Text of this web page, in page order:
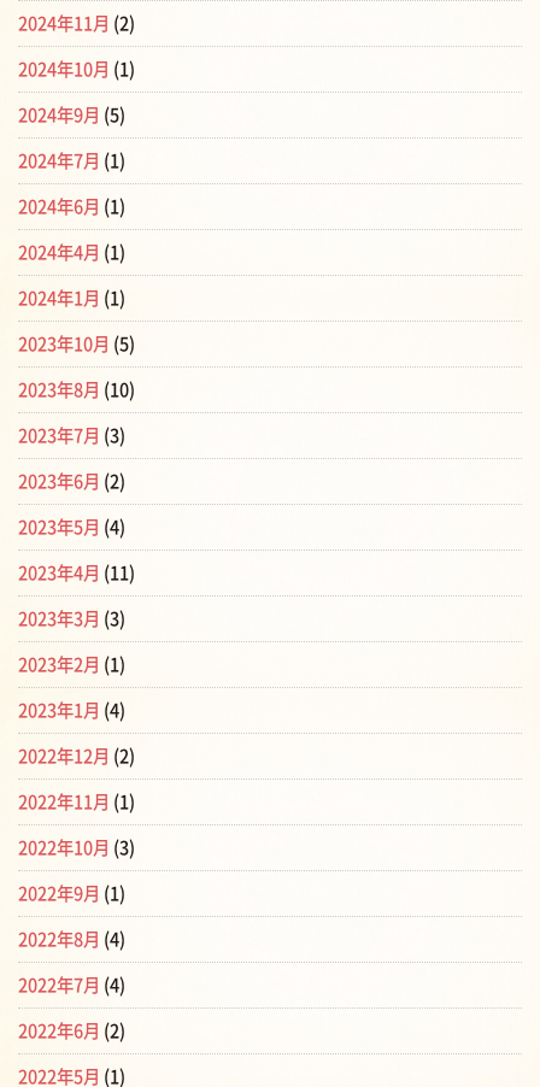
2024年11月 (2)
2024年10月 (1)
2024年9月 (5)
2024年7月 (1)
2024年6月 (1)
2024年4月 (1)
2024年1月 (1)
2023年10月 (5)
2023年8月 (10)
2023年7月 (3)
2023年6月 (2)
2023年5月 (4)
2023年4月 (11)
2023年3月 (3)
2023年2月 (1)
2023年1月 (4)
2022年12月 (2)
2022年11月 (1)
2022年10月 (3)
2022年9月 (1)
2022年8月 (4)
2022年7月 (4)
2022年6月 (2)
2022年5月 (1)